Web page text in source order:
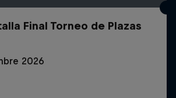
Final Torneo de Plazas
2026